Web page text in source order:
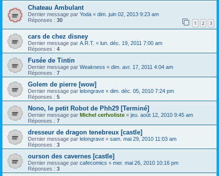
Chateau Ambulant
Dernier message par Yoda « dim. juin 02, 2013 9:23 am
Réponses : 30 1 2 3
cars de chez disney
Dernier message par A.R.T. « lun. déc. 19, 2011 7:00 am
Réponses : 4
Fusée de Tintin
Dernier message par Weakness « dim. avr. 17, 2011 4:04 am
Réponses : 7
Golem de pierre [wow]
Dernier message par lelongrave « dim. déc. 05, 2010 7:24 pm
Réponses : 5
Nono, le petit Robot de Phh29 [Terminé]
Dernier message par Michel cerfvoliste « jeu. août 12, 2010 9:45 am
Réponses : 7
dresseur de dragon tenebreux [castle]
Dernier message par lelongrave « sam. mai 29, 2010 11:03 am
Réponses : 3
ourson des cavernes [castle]
Dernier message par cafecomics « mer. mai 26, 2010 10:16 pm
Réponses : 3